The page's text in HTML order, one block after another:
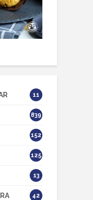
11
839
152
125
13
42